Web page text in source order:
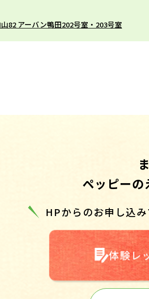
82 アーバン鴨田202号室・203号室
ペッピーの
HPからのお申し込み
体験レ